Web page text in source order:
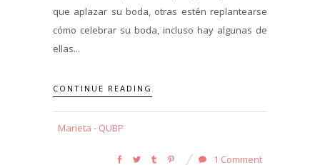
que aplazar su boda, otras estén replantearse
cómo celebrar su boda, incluso hay algunas de
ellas...
CONTINUE READING
Marieta - QUBP
1 Comment